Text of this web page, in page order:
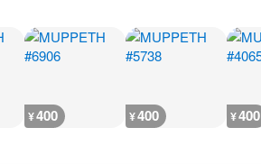
¥400 ¥400 ¥400